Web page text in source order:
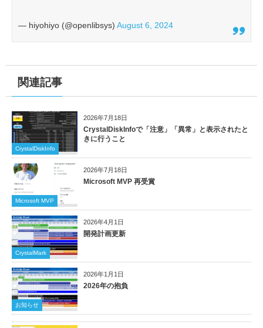
— hiyohiyo (@openlibsys) August 6, 2024
関連記事
2026年7月18日
CrystalDiskInfo
CrystalDiskInfoで「注意」「異常」と表示されたと
きに行うこと
2026年7月18日
Microsoft MVP
Microsoft MVP 再受賞
2026年4月1日
CrystalMark
開発計画更新
2026年1月1日
お知らせ
2026年の抱負